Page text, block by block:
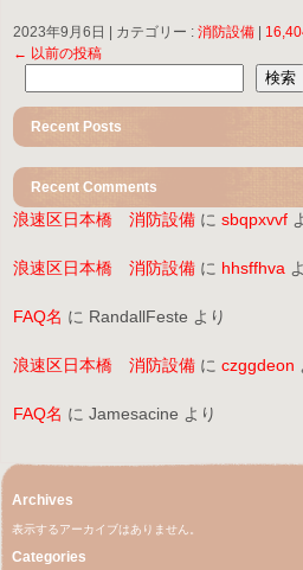
2023年9月6日 カテゴリー : 消防設備
投
ナ
ゲ
ー
シ
ョ
← 以前の投稿
検索
Recent Posts
Recent Comments
浪速区日本橋 消防設備 に sbqpxvvf
浪速区日本橋 消防設備 に hhsffhva
FAQ名 に RandallFeste より
浪速区日本橋 消防設備 に czggdeon
FAQ名 に Jamesacine より
Archives
表示するアーカイブはありません。
Categories